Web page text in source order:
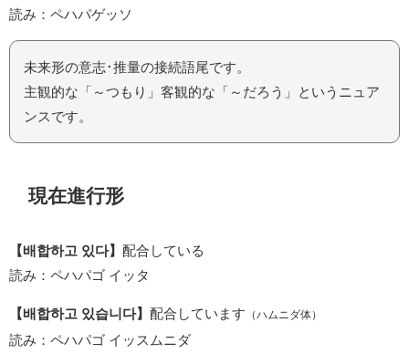
読み：ペハパゲッソ
未来形の意志･推量の接続語尾です。
主観的な「～つもり」客観的な「～だろう」というニュア
ンスです。
現在進行形
【배합하고 있다】 配合している
読み：ペハパゴ イッタ
【배합하고 있습니다】 配合しています （ハムニダ体）
読み：ペハパゴ イッスムニダ